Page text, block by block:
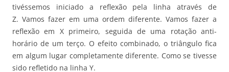
tivéssemos iniciado a reflexão pela linha através de
Z. Vamos fazer em uma ordem diferente. Vamos fazer a
reflexão em X primeiro, seguida de uma rotação anti-
horário de um terço. O efeito combinado, o triângulo fica
em algum lugar completamente diferente. Como se tivesse
sido refletido na linha Y.